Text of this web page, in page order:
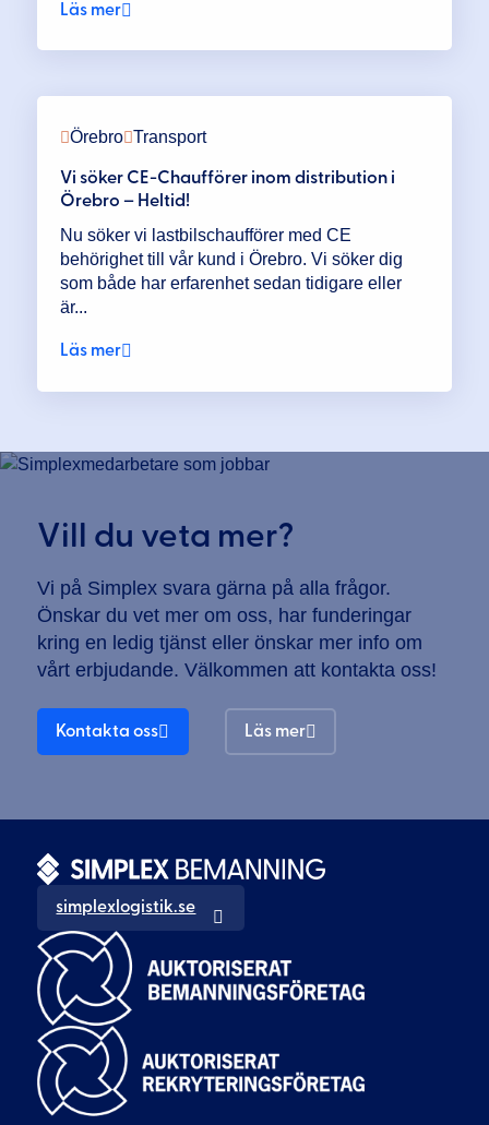
Läs mer
Transport
Örebro
Vi söker CE-Chaufförer inom distribution i
Örebro – Heltid!
Nu söker vi lastbilschaufförer med CE
behörighet till vår kund i Örebro. Vi söker dig
som både har erfarenhet sedan tidigare eller
är...
Läs mer
Vill du veta mer?
Vi på Simplex svara gärna på alla frågor.
Önskar du vet mer om oss, har funderingar
kring en ledig tjänst eller önskar mer info om
vårt erbjudande. Välkommen att kontakta oss!
Kontakta oss Läs mer
simplexlogistik.se